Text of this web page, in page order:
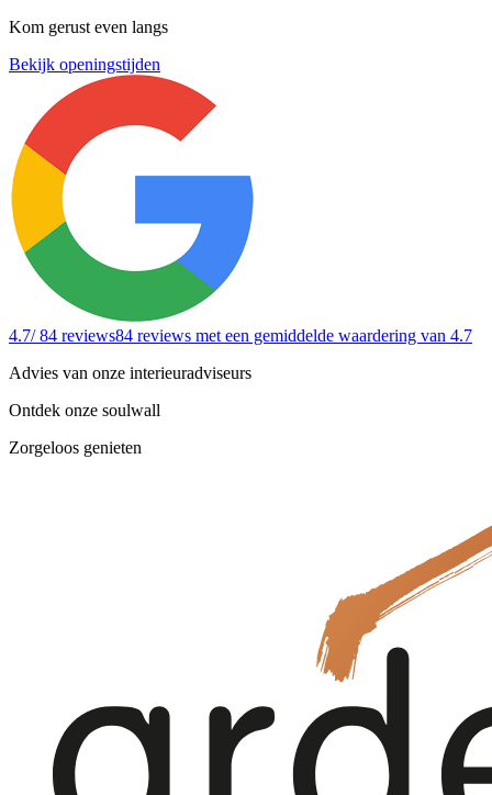
Kom gerust even langs
Bekijk openingstijden
4.7/ 84 reviews84 reviews met een gemiddelde waardering van 4.7
Advies van onze interieuradviseurs
Ontdek onze soulwall
Zorgeloos genieten